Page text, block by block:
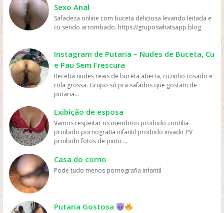
podem ser acessados ​​online em plataformas de
streaming como Netflix, Amazon Prime Video, HBO Max,
Disney+ e outras, tornando o acesso aos filmes muito
mais fácil e rápido. Preço: os serviços de streaming
cinema ou comprar DVDs, tornando mais fácil para as
pessoas assistirem filmes sem gastar muito dinheiro.
Personalização: os serviços de streaming geralmente
oferecem recomendações personalizadas com base
nos gostos dos usuários, permitindo que eles
descubram novos filmes e programas que possam
filmes online. Em resumo, os filmes são mais assistidos
online devido à sua conveniência, variedade, acesso
fácil, preços acessíveis e personalização, oferecidos
pelas plataformas de streaming.
Sexo Anal
Safadeza online com buceta deliciosa levando leitada e
cu sendo arrombado. https://gruposwhatsapp.blog
Instagram de Putaria – Nudes de Buceta, Cu
e Pau Sem Frescura
Receba nudes reais de buceta aberta, cuzinho rosado e
rola grossa. Grupo só pra safados que gostam de
putaria...
Exibição de esposa
Vamos respeitar os membros proibido zoofilia
proibido pornografia infantil proibido invadir PV
proibido fotos de pinto ...
Casa do corno
Pode tudo menos pornografia infantil
Putaria Gostosa